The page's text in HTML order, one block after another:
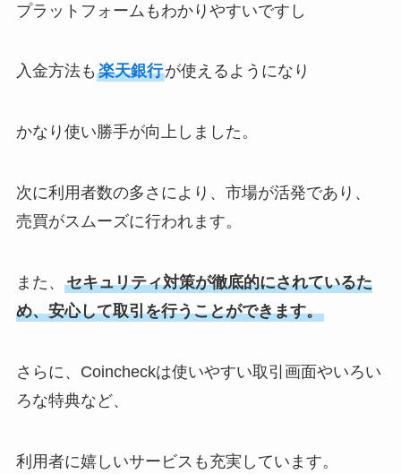
プラットフォームもわかりやすいですし
入金方法も 楽天銀行が使えるようになり
かなり使い勝手が向上しました。
次に利用者数の多さにより、市場が活発であり、
売買がスムーズに行われます。
また、 セキュリティ対策が徹底的にされているた
め、安心して取引を行うことができます。
さらに、Coincheckは使いやすい取引画面やいろい
ろな特典など、
利用者に嬉しいサービスも充実しています。